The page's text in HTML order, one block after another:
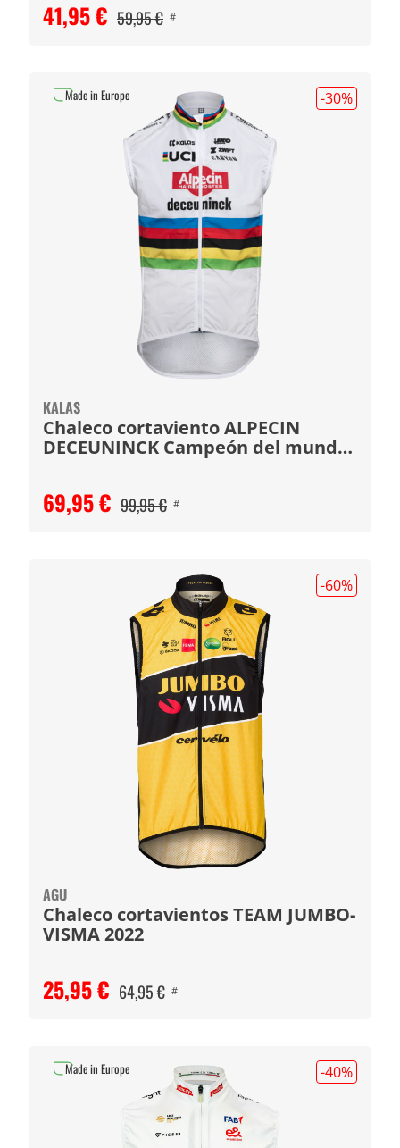
41,95 € 59,95 € #
-30%
KALAS
Chaleco cortaviento ALPECIN
DECEUNINCK Campeón del mundo
69,95 € 99,95 € #
Made in Europe
-60%
AGU
Chaleco cortavientos TEAM JUMBO-
VISMA 2022
25,95 € 64,95 € #
-40%
Made in Europe